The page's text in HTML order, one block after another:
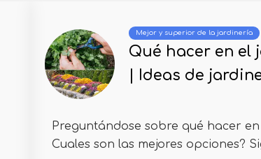
Mejor y superior de la jardinería
Qué hacer en el
| Ideas de
Preguntándose sobre qué hacer
Cuales son las mejores opciones?